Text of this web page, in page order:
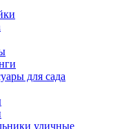
для сада
уличные